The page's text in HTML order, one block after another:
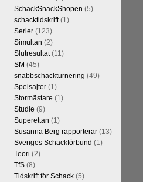
SchackSnackShopen (5)
schacktidskrift(1)
Serier(123)
Simultan (2)
Slutresultat(11)
SM (45)
snabbschackturnering (49)
Spelsajter(1)
Stormästare (1)
Studie (9)
Superettan (1)
Susanna Berg rapporterar(13)
Sveriges Schackförbund (1)
Teori (2)
TfS(8)
Tidskrift för Schack(5)